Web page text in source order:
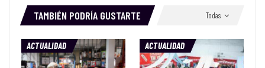
Todas
TAMBIÉN PODRÍA GUSTARTE
ACTUALIDAD ACTUALIDAD